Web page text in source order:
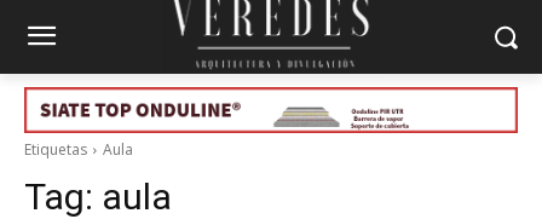
Etiquetas Aula
Tag: aula